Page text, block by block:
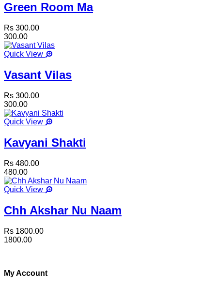
Green Room Ma
Rs 300.00
300.00
Quick View
Vasant Vilas
Rs 300.00
300.00
Quick View
Kavyani Shakti
Rs 480.00
480.00
Quick View
Chh Akshar Nu Naam
Rs 1800.00
1800.00
My Account